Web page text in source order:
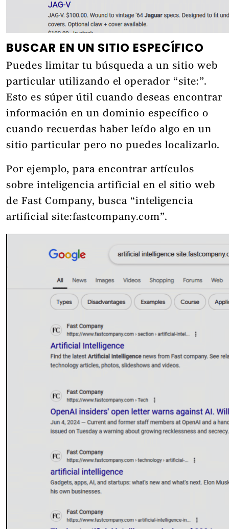
BUSCAR EN UN SITIO ESPECÍFICO
Puedes limitar tu búsqueda a un sitio web
particular utilizando el operador “site:”.
Esto es súper útil cuando deseas encontrar
información en un dominio específico o
cuando recuerdas haber leído algo en un
sitio particular pero no puedes localizarlo.
Por ejemplo, para encontrar artículos
sobre inteligencia artificial en el sitio web
de Fast Company, busca “inteligencia
artificial site:fastcompany.com”.